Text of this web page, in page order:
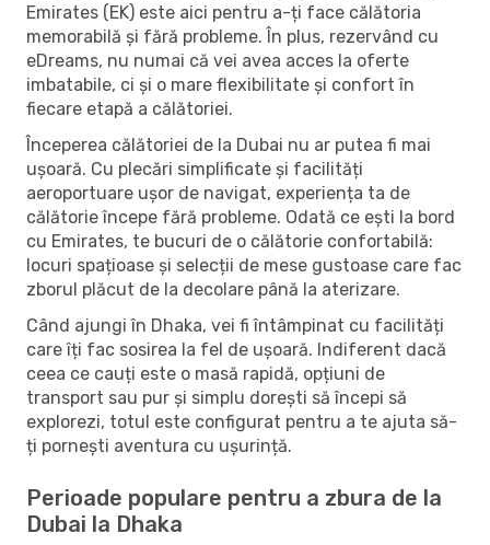
Emirates (EK) este aici pentru a-ți face călătoria
memorabilă și fără probleme. În plus, rezervând cu
eDreams, nu numai că vei avea acces la oferte
imbatabile, ci și o mare flexibilitate și confort în
fiecare etapă a călătoriei.
Începerea călătoriei de la Dubai nu ar putea fi mai
ușoară. Cu plecări simplificate și facilități
aeroportuare ușor de navigat, experiența ta de
călătorie începe fără probleme. Odată ce ești la bord
cu Emirates, te bucuri de o călătorie confortabilă:
locuri spațioase și selecții de mese gustoase care fac
zborul plăcut de la decolare până la aterizare.
Când ajungi în Dhaka, vei fi întâmpinat cu facilități
care îți fac sosirea la fel de ușoară. Indiferent dacă
ceea ce cauți este o masă rapidă, opțiuni de
transport sau pur și simplu dorești să începi să
explorezi, totul este configurat pentru a te ajuta să-
ți pornești aventura cu ușurință.
Perioade populare pentru a zbura de la
Dubai la Dhaka